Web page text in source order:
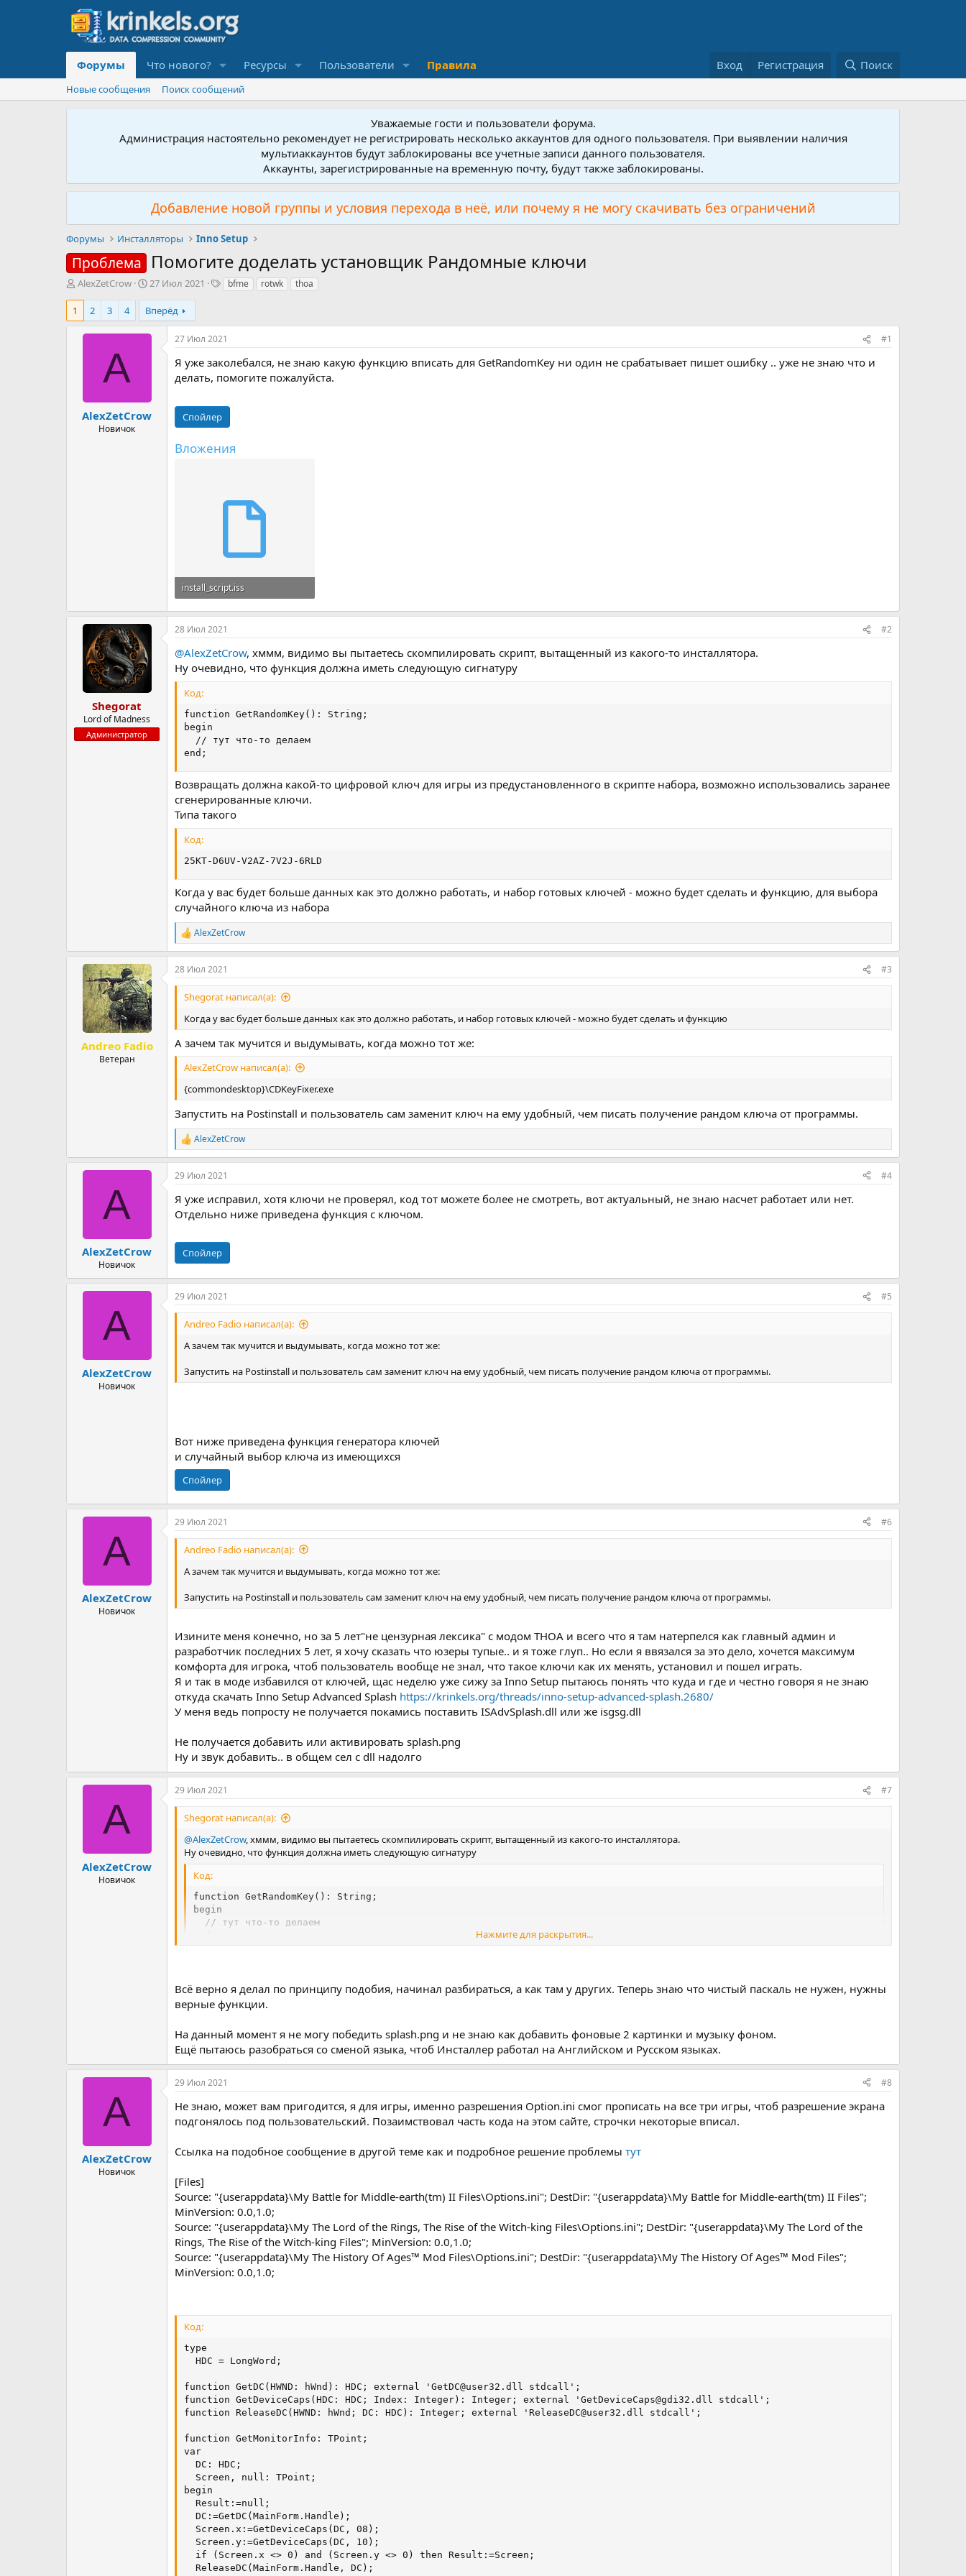
Форумы Что нового? Ресурсы Пользователи Правила Вход Регистрация Поиск
Новые сообщения Поиск сообщений
Уважаемые гости и пользователи форума.
Администрация настоятельно рекомендует не регистрировать несколько аккаунтов для одного пользователя. При выявлении наличия
мультиаккаунтов будут заблокированы все учетные записи данного пользователя.
Аккаунты, зарегистрированные на временную почту, будут также заблокированы.
Добавление новой группы и условия перехода в неё, или почему я не могу скачивать без ограничений
Форумы Инсталляторы Inno Setup
Проблема Помогите доделать установщик Рандомные ключи
А
о
AlexZetCrow
Д
т
а
н
а
27 Июл 2021
Тbfme rotwk thoa
1 2 3 4 Вперёд
A
AlexZetCrow
Новичок
27 Июл 2021 #1
Я уже заколебался, не знаю какую функцию вписать для GetRandomKey ни один не срабатывает пишет ошибку .. уже не знаю что и
делать, помогите пожалуйста.
Спойлер
Вложения
install_script.iss
26.7 KB · Просмотры: 14
Shegorat
Lord of Madness
Администратор
28 Июл 2021 #2
@AlexZetCrow, хммм, видимо вы пытаетесь скомпилировать скрипт, вытащенный из какого-то инсталлятора.
Ну очевидно, что функция должна иметь следующую сигнатуру
Код:
function GetRandomKey(): String;
begin
  // тут что-то делаем
end;
Возвращать должна какой-то цифровой ключ для игры из предустановленного в скрипте набора, возможно использовались заранее
сгенерированные ключи.
Типа такого
Код:
25KT-D6UV-V2AZ-7V2J-6RLD
Когда у вас будет больше данных как это должно работать, и набор готовых ключей - можно будет сделать и функцию, для выбора
случайного ключа из набора
Р
е
а
к
ц
и
AlexZetCrow
Andreo Fadio
Ветеран
28 Июл 2021 #3
Shegorat написал(а):
Когда у вас будет больше данных как это должно работать, и набор готовых ключей - можно будет сделать и функцию
А зачем так мучится и выдумывать, когда можно тот же:
AlexZetCrow написал(а):
{commondesktop}\CDKeyFixer.exe
Запустить на Postinstall и пользователь сам заменит ключ на ему удобный, чем писать получение рандом ключа от программы.
Р
е
а
к
и
и
AlexZetCrow
A
AlexZetCrow
Новичок
29 Июл 2021 #4
Я уже исправил, хотя ключи не проверял, код тот можете более не смотреть, вот актуальный, не знаю насчет работает или нет.
Отдельно ниже приведена функция с ключом.
Спойлер
A
AlexZetCrow
Новичок
29 Июл 2021 #5
Andreo Fadio написал(а):
А зачем так мучится и выдумывать, когда можно тот же:
Запустить на Postinstall и пользователь сам заменит ключ на ему удобный, чем писать получение рандом ключа от программы.
Вот ниже приведена функция генератора ключей
и случайный выбор ключа из имеющихся
Спойлер
A
AlexZetCrow
Новичок
29 Июл 2021 #6
Andreo Fadio написал(а):
А зачем так мучится и выдумывать, когда можно тот же:
Запустить на Postinstall и пользователь сам заменит ключ на ему удобный, чем писать получение рандом ключа от программы.
Изините меня конечно, но за 5 лет"не цензурная лексика" с модом THOA и всего что я там натерпелся как главный админ и
разработчик последних 5 лет, я хочу сказать что юзеры тупые.. и я тоже глуп.. Но если я ввязался за это дело, хочется максимум
комфорта для игрока, чтоб пользователь вообще не знал, что такое ключи как их менять, установил и пошел играть.
Я и так в моде избавился от ключей, щас неделю уже сижу за Inno Setup пытаюсь понять что куда и где и честно говоря я не знаю
откуда скачать Inno Setup Advanced Splash https://krinkels.org/threads/inno-setup-advanced-splash.2680/
У меня ведь попросту не получается покамись поставить ISAdvSplash.dll или же isgsg.dll
Не получается добавить или активировать splash.png
Ну и звук добавить.. в общем сел с dll надолго
A
AlexZetCrow
Новичок
29 Июл 2021 #7
Shegorat написал(а):
@AlexZetCrow, хммм, видимо вы пытаетесь скомпилировать скрипт, вытащенный из какого-то инсталлятора.
Ну очевидно, что функция должна иметь следующую сигнатуру
Код:
function GetRandomKey(): String;
begin
  // тут что-то делаем
Типа такого
25KT-D6UV-V2AZ-7V2J-6RLD
Когда у вас будет больше данных как это должно работать, и набор готовых ключей - можно будет сделать и функцию, для выбора случайного ключа из
набора
Нажмите для раскрытия...
Всё верно я делал по принципу подобия, начинал разбираться, а как там у других. Теперь знаю что чистый паскаль не нужен, нужны
верные функции.
На данный момент я не могу победить splash.png и не знаю как добавить фоновые 2 картинки и музыку фоном.
Ещё пытаюсь разобраться со сменой языка, чтоб Инсталлер работал на Английском и Русском языках.
A
AlexZetCrow
Новичок
29 Июл 2021 #8
Не знаю, может вам пригодится, я для игры, именно разрешения Option.ini смог прописать на все три игры, чтоб разрешение экрана
подгонялось под пользовательский. Позаимствовал часть кода на этом сайте, строчки некоторые вписал.
Ссылка на подобное сообщение в другой теме как и подробное решение проблемы тут
[Files]
Source: "{userappdata}\My Battle for Middle-earth(tm) II Files\Options.ini"; DestDir: "{userappdata}\My Battle for Middle-earth(tm) II Files";
MinVersion: 0.0,1.0;
Source: "{userappdata}\My The Lord of the Rings, The Rise of the Witch-king Files\Options.ini"; DestDir: "{userappdata}\My The Lord of the
Rings, The Rise of the Witch-king Files"; MinVersion: 0.0,1.0;
Source: "{userappdata}\My The History Of Ages™ Mod Files\Options.ini"; DestDir: "{userappdata}\My The History Of Ages™ Mod Files";
MinVersion: 0.0,1.0;
Код:
type
  HDC = LongWord;
function GetDC(HWND: hWnd): HDC; external 'GetDC@user32.dll stdcall';
function GetDeviceCaps(HDC: HDC; Index: Integer): Integer; external 'GetDeviceCaps@gdi32.dll stdcall';
function ReleaseDC(HWND: hWnd; DC: HDC): Integer; external 'ReleaseDC@user32.dll stdcall';
function GetMonitorInfo: TPoint;
var
  DC: HDC;
  Screen, null: TPoint;
begin
  Result:=null;
  DC:=GetDC(MainForm.Handle);
  Screen.x:=GetDeviceCaps(DC, 08);
  Screen.y:=GetDeviceCaps(DC, 10);
  if (Screen.x <> 0) and (Screen.y <> 0) then Result:=Screen;
  ReleaseDC(MainForm.Handle, DC);